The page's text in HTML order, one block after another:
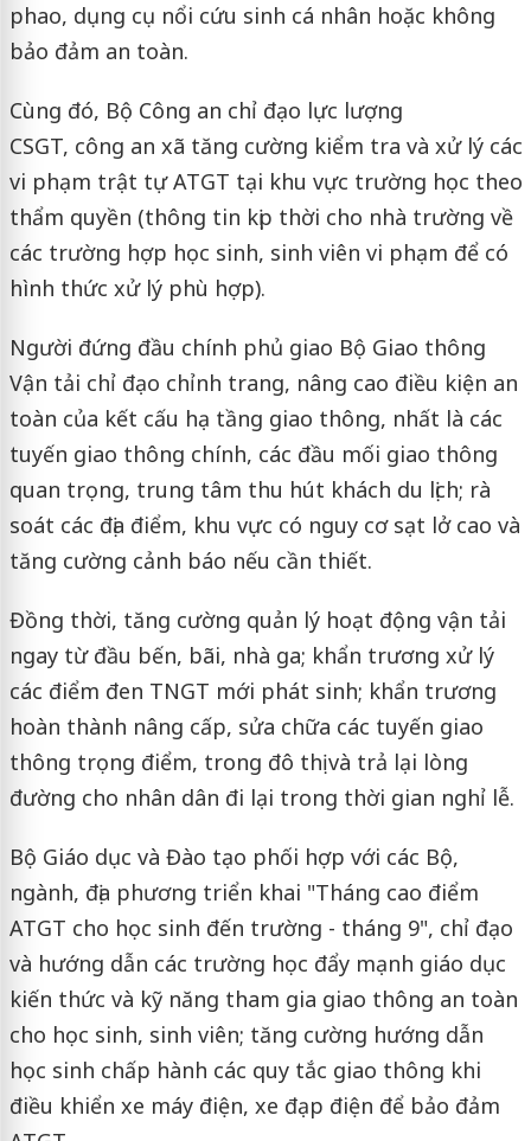
phao, dụng cụ nổi cứu sinh cá nhân hoặc không
bảo đảm an toàn.
Cùng đó, Bộ Công an chỉ đạo lực lượng
CSGT, công an xã tăng cường kiểm tra và xử lý các
vi phạm trật tự ATGT tại khu vực trường học theo
thẩm quyền (thông tin kịp thời cho nhà trường về
các trường hợp học sinh, sinh viên vi phạm để có
hình thức xử lý phù hợp).
Người đứng đầu chính phủ giao Bộ Giao thông
Vận tải chỉ đạo chỉnh trang, nâng cao điều kiện an
toàn của kết cấu hạ tầng giao thông, nhất là các
tuyến giao thông chính, các đầu mối giao thông
quan trọng, trung tâm thu hút khách du lịch; rà
soát các địa điểm, khu vực có nguy cơ sạt lở cao và
tăng cường cảnh báo nếu cần thiết.
Đồng thời, tăng cường quản lý hoạt động vận tải
ngay từ đầu bến, bãi, nhà ga; khẩn trương xử lý
các điểm đen TNGT mới phát sinh; khẩn trương
hoàn thành nâng cấp, sửa chữa các tuyến giao
thông trọng điểm, trong đô thị và trả lại lòng
đường cho nhân dân đi lại trong thời gian nghỉ lễ.
Bộ Giáo dục và Đào tạo phối hợp với các Bộ,
ngành, địa phương triển khai "Tháng cao điểm
ATGT cho học sinh đến trường - tháng 9", chỉ đạo
và hướng dẫn các trường học đẩy mạnh giáo dục
kiến thức và kỹ năng tham gia giao thông an toàn
cho học sinh, sinh viên; tăng cường hướng dẫn
học sinh chấp hành các quy tắc giao thông khi
điều khiển xe máy điện, xe đạp điện để bảo đảm